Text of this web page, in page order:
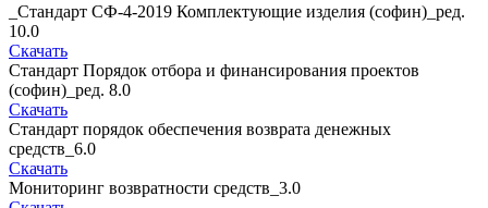
_Стандарт СФ-4-2019 Комплектующие изделия (софин)_ред.
10.0
Скачать
Стандарт Порядок отбора и финансирования проектов
(софин)_ред. 8.0
Скачать
Стандарт порядок обеспечения возврата денежных
средств_6.0
Скачать
Мониторинг возвратности средств_3.0